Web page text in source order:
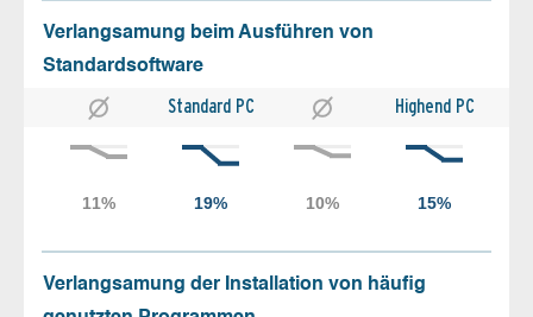
Verlangsamung beim Ausführen von
Standardsoftware
Standard PC Highend PC
Verlangsamung der Installation von häufig